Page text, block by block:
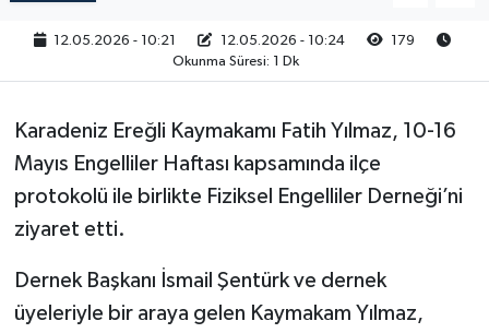
12.05.2026 - 10:21 12.05.2026 - 10:24
179
Okunma Süresi: 1 Dk
Karadeniz Ereğli Kaymakamı Fatih Yılmaz, 10-16
Mayıs Engelliler Haftası kapsamında ilçe
protokolü ile birlikte Fiziksel Engelliler Derneği’ni
ziyaret etti.
Dernek Başkanı İsmail Şentürk ve dernek
üyeleriyle bir araya gelen Kaymakam Yılmaz,